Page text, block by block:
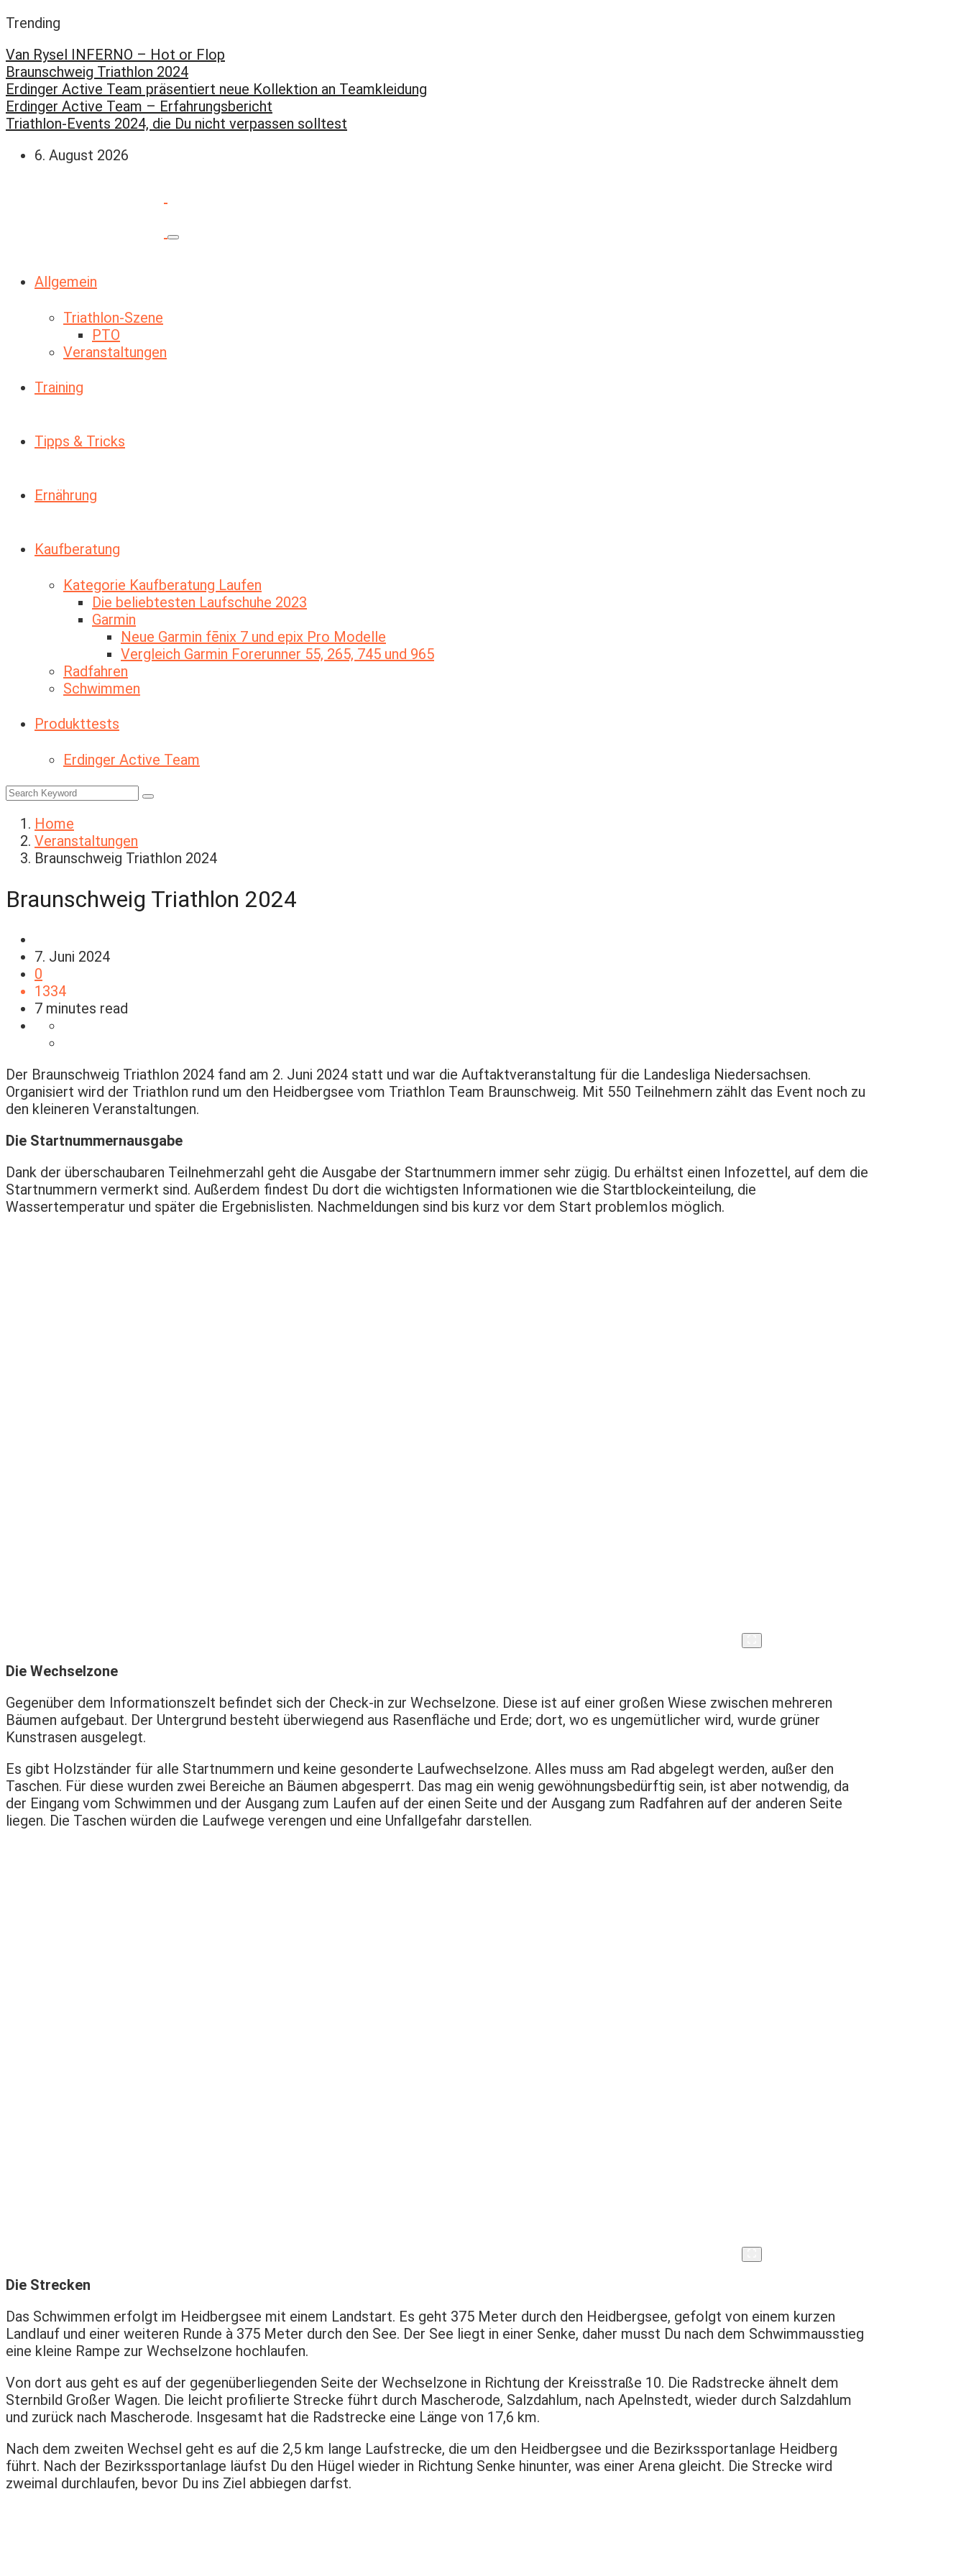
Trending
Van Rysel INFERNO – Hot or Flop
Braunschweig Triathlon 2024
Erdinger Active Team präsentiert neue Kollektion an Teamkleidung
Erdinger Active Team – Erfahrungsbericht
Triathlon-Events 2024, die Du nicht verpassen solltest
6. August 2026
Allgemein
Triathlon-Szene
PTO
Veranstaltungen
Training
Tipps & Tricks
Ernährung
Kaufberatung
Kategorie Kaufberatung Laufen
Die beliebtesten Laufschuhe 2023
Garmin
Neue Garmin fēnix 7 und epix Pro Modelle
Vergleich Garmin Forerunner 55, 265, 745 und 965
Radfahren
Schwimmen
Produkttests
Erdinger Active Team
Home
Veranstaltungen
Braunschweig Triathlon 2024
Braunschweig Triathlon 2024
7. Juni 2024
0
1334
7 minutes read
Der Braunschweig Triathlon 2024 fand am 2. Juni 2024 statt und war die Auftaktveranstaltung für die Landesliga Niedersachsen.
Organisiert wird der Triathlon rund um den Heidbergsee vom Triathlon Team Braunschweig. Mit 550 Teilnehmern zählt das Event noch zu
den kleineren Veranstaltungen.
Die Startnummernausgabe
Dank der überschaubaren Teilnehmerzahl geht die Ausgabe der Startnummern immer sehr zügig. Du erhältst einen Infozettel, auf dem die
Startnummern vermerkt sind. Außerdem findest Du dort die wichtigsten Informationen wie die Startblockeinteilung, die
Wassertemperatur und später die Ergebnislisten. Nachmeldungen sind bis kurz vor dem Start problemlos möglich.
Die Wechselzone
Gegenüber dem Informationszelt befindet sich der Check-in zur Wechselzone. Diese ist auf einer großen Wiese zwischen mehreren
Bäumen aufgebaut. Der Untergrund besteht überwiegend aus Rasenfläche und Erde; dort, wo es ungemütlicher wird, wurde grüner
Kunstrasen ausgelegt.
Es gibt Holzständer für alle Startnummern und keine gesonderte Laufwechselzone. Alles muss am Rad abgelegt werden, außer den
Taschen. Für diese wurden zwei Bereiche an Bäumen abgesperrt. Das mag ein wenig gewöhnungsbedürftig sein, ist aber notwendig, da
der Eingang vom Schwimmen und der Ausgang zum Laufen auf der einen Seite und der Ausgang zum Radfahren auf der anderen Seite
liegen. Die Taschen würden die Laufwege verengen und eine Unfallgefahr darstellen.
Die Strecken
Das Schwimmen erfolgt im Heidbergsee mit einem Landstart. Es geht 375 Meter durch den Heidbergsee, gefolgt von einem kurzen
Landlauf und einer weiteren Runde à 375 Meter durch den See. Der See liegt in einer Senke, daher musst Du nach dem Schwimmausstieg
eine kleine Rampe zur Wechselzone hochlaufen.
Von dort aus geht es auf der gegenüberliegenden Seite der Wechselzone in Richtung der Kreisstraße 10. Die Radstrecke ähnelt dem
Sternbild Großer Wagen. Die leicht profilierte Strecke führt durch Mascherode, Salzdahlum, nach Apelnstedt, wieder durch Salzdahlum
und zurück nach Mascherode. Insgesamt hat die Radstrecke eine Länge von 17,6 km.
Nach dem zweiten Wechsel geht es auf die 2,5 km lange Laufstrecke, die um den Heidbergsee und die Bezirkssportanlage Heidberg
führt. Nach der Bezirkssportanlage läufst Du den Hügel wieder in Richtung Senke hinunter, was einer Arena gleicht. Die Strecke wird
zweimal durchlaufen, bevor Du ins Ziel abbiegen darfst.